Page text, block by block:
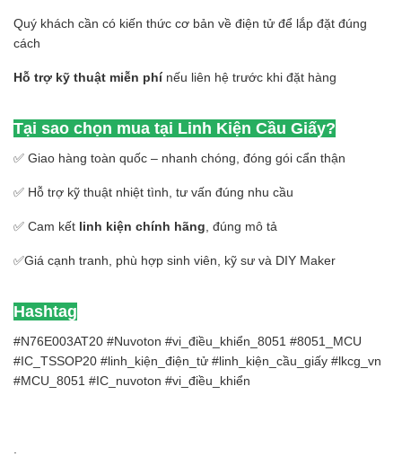
Quý khách cần có kiến thức cơ bản về điện tử để lắp đặt đúng
cách
Hỗ trợ kỹ thuật miễn phínếu liên hệ trước khi đặt hàng
Tại sao chọn mua tại Linh Kiện Cầu Giấy?
✅ Giao hàng toàn quốc – nhanh chóng, đóng gói cẩn thận
✅ Hỗ trợ kỹ thuật nhiệt tình, tư vấn đúng nhu cầu
✅ Cam kết linh kiện chính hãng , đúng mô tả
✅Giá cạnh tranh, phù hợp sinh viên, kỹ sư và DIY Maker
Hashtag
#N76E003AT20 #Nuvoton #vi_điều_khiển_8051 #8051_MCU
#IC_TSSOP20 #linh_kiện_điện_tử #linh_kiện_cầu_giấy #lkcg_vn
#MCU_8051 #IC_nuvoton #vi_điều_khiển